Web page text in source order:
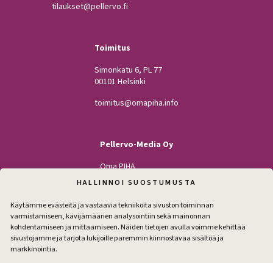
HALLINNOI SUOSTUMUSTA
Käytämme evästeitä ja vastaavia tekniikoita sivuston toiminnan
varmistamiseen, kävijämäärien analysointiin sekä mainonnan
kohdentamiseen ja mittaamiseen. Näiden tietojen avulla voimme kehittää
sivustojamme ja tarjota lukijoille paremmin kiinnostavaa sisältöä ja
markkinointia.
tilaukset@pellervo.fi
Toimitus
Simonkatu 6, PL 77
00101 Helsinki
toimitus@omapiha.info
Pellervo-Media Oy
Oma PIHA
Kodin Pellervo
Maatilan Pellervo